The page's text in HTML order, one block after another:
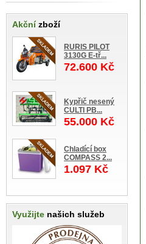
Akčnízboží
RURIS PILOT
3130G E-tř...
72.600 Kč
Kypřič nesený
CULTI PB...
55.000 Kč
Chladící box
COMPASS 2...
1.097 Kč
Využijte našich služeb